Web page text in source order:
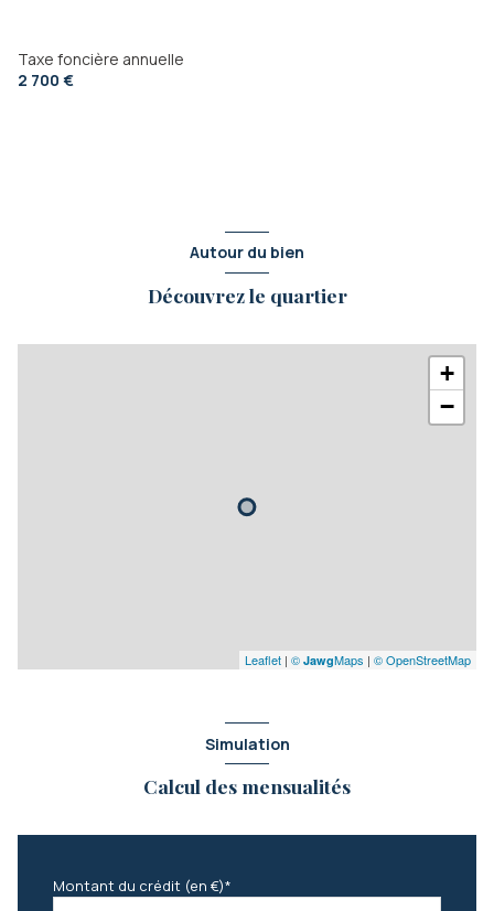
Taxe foncière annuelle
2 700 €
Autour du bien
Découvrez le quartier
+
−
Leaflet | © JawgMaps | © OpenStreetMap
Simulation
Calcul des mensualités
Montant du crédit (en €)*